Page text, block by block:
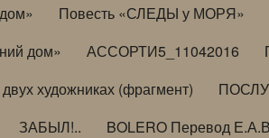
Повесть «СЛЕДЫ у МОРЯ»
дом» АССОРТИ5_11042016
художниках (фрагмент)
ЗАБЫЛ!.. BOLERO Перевод